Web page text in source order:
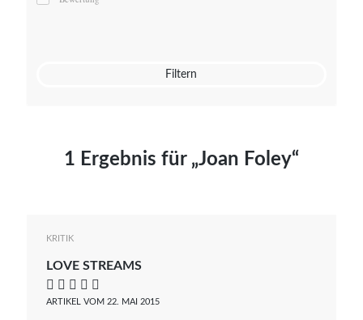
Mato von Vogelstein
Filtern
1 Ergebnis für „Joan Foley“
KRITIK
LOVE STREAMS
    
ARTIKEL VOM 22. MAI 2015